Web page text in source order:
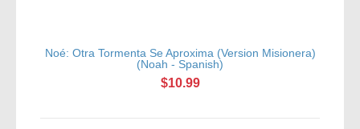
Noé: Otra Tormenta Se Aproxima (Version Misionera)
(Noah - Spanish)
$10.99